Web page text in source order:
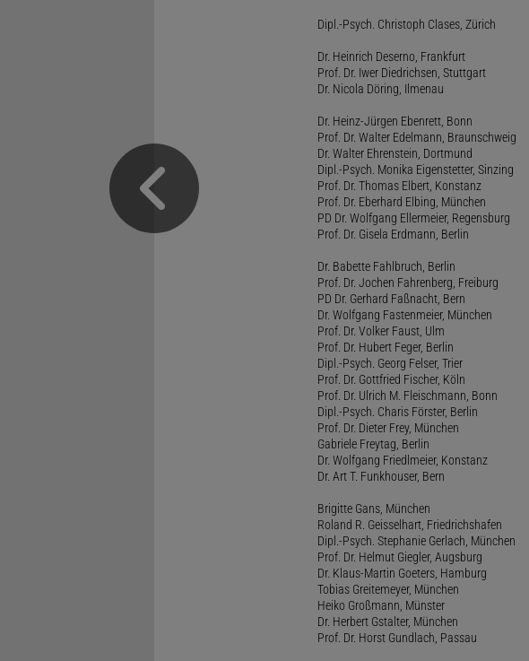
Dipl.-Psych. Christoph Clases, Zürich
Dr. Heinrich Deserno, Frankfurt
Prof. Dr. Iwer Diedrichsen, Stuttgart
Dr. Nicola Döring, Ilmenau
Dr. Heinz-Jürgen Ebenrett, Bonn
Prof. Dr. Walter Edelmann, Braunschweig
Dr. Walter Ehrenstein, Dortmund
Dipl.-Psych. Monika Eigenstetter, Sinzing
Prof. Dr. Thomas Elbert, Konstanz
Prof. Dr. Eberhard Elbing, München
PD Dr. Wolfgang Ellermeier, Regensburg
Prof. Dr. Gisela Erdmann, Berlin
Dr. Babette Fahlbruch, Berlin
Prof. Dr. Jochen Fahrenberg, Freiburg
PD Dr. Gerhard Faßnacht, Bern
Dr. Wolfgang Fastenmeier, München
Prof. Dr. Volker Faust, Ulm
Prof. Dr. Hubert Feger, Berlin
Dipl.-Psych. Georg Felser, Trier
Prof. Dr. Gottfried Fischer, Köln
Prof. Dr. Ulrich M. Fleischmann, Bonn
Dipl.-Psych. Charis Förster, Berlin
Prof. Dr. Dieter Frey, München
Gabriele Freytag, Berlin
Dr. Wolfgang Friedlmeier, Konstanz
Dr. Art T. Funkhouser, Bern
Brigitte Gans, München
Roland R. Geisselhart, Friedrichshafen
Dipl.-Psych. Stephanie Gerlach, München
Prof. Dr. Helmut Giegler, Augsburg
Dr. Klaus-Martin Goeters, Hamburg
Tobias Greitemeyer, München
Heiko Großmann, Münster
Dr. Herbert Gstalter, München
Prof. Dr. Horst Gundlach, Passau